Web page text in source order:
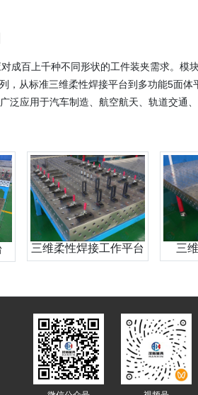
百上千种不同形状的工件装夹需求。模
，从标准三维柔性焊接平台到多功能5面体
应用于汽车制造、航空航天、轨道交通、
三维柔性焊接工作平台 三